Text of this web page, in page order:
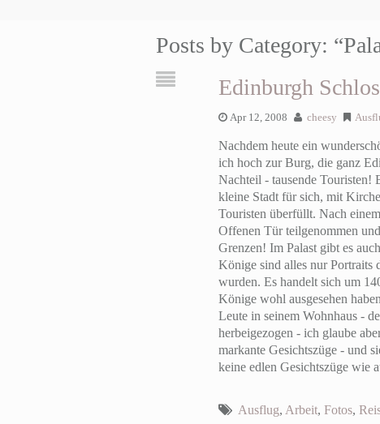
Posts by Category:
Edinburgh
Apr 12, 2008 cheesy
Nachdem heute ein
ich hoch zur Burg, die ganz
Nachteil - tausende Touristen!
kleine Stadt für sich, mit
Touristen überfüllt. Nach
Offenen Tür teilgenommen
Grenzen! Im Palast gibt es
Könige sind alles nur Portraits
wurden. Es handelt sich um
Könige wohl ausgesehen
Leute in seinem Wohnhaus -
herbeigezogen - ich glaube
markante Gesichtszüge - und
keine edlen Gesichtszüge wie
Ausflug, Arbeit, Fotos,